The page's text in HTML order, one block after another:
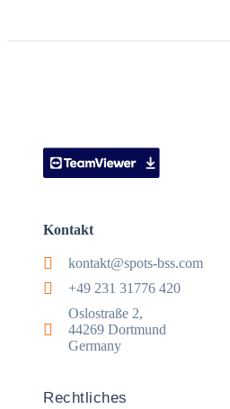
Kontakt
kontakt@spots-bss.com
+49 231 31776 420
Oslostraße 2,
44269 Dortmund
Germany
Rechtliches